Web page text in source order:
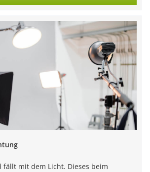
fällt mit dem Licht. Dieses beim